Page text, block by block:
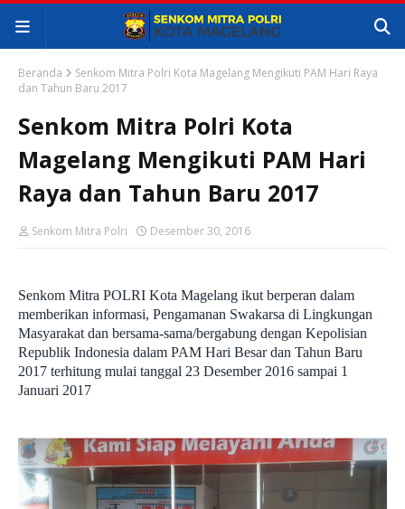
Beranda
Senkom Mitra Polri Kota Magelang Mengikuti PAM Hari Raya
dan Tahun Baru 2017
Senkom Mitra Polri Kota
Magelang Mengikuti PAM Hari
Raya dan Tahun Baru 2017
Senkom Mitra Polri Desember 30, 2016
Senkom Mitra POLRI Kota Magelang ikut berperan dalam
memberikan informasi, Pengamanan Swakarsa di Lingkungan
Masyarakat dan bersama-sama/bergabung dengan Kepolisian
Republik Indonesia dalam PAM Hari Besar dan Tahun Baru
2017 terhitung mulai tanggal 23 Desember 2016 sampai 1
Januari 2017